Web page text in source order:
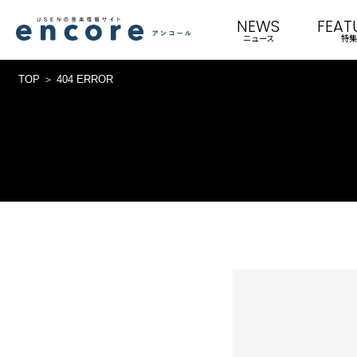
NEWS
ニュース 特集
TOP 404 ERROR